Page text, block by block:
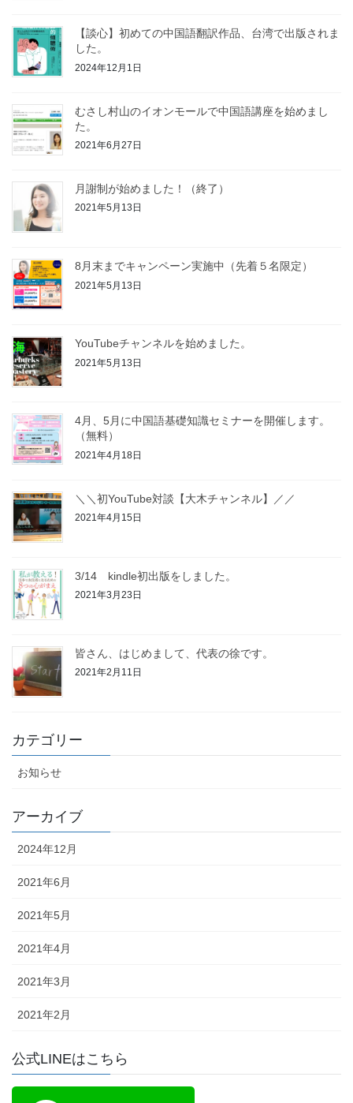
【談心】初めての中国語翻訳作品、台湾で出版されま
した。
2024年12月1日
むさし村山のイオンモールで中国語講座を始めまし
た。
2021年6月27日
月謝制が始めました！（終了）
2021年5月13日
8月末までキャンペーン実施中（先着５名限定）
2021年5月13日
YouTubeチャンネルを始めました。
2021年5月13日
4月、5月に中国語基礎知識セミナーを開催します。
（無料）
2021年4月18日
＼＼初YouTube対談【大木チャンネル】／／
2021年4月15日
3/14 kindle初出版をしました。
2021年3月23日
皆さん、はじめまして、代表の徐です。
2021年2月11日
カテゴリー
お知らせ
アーカイブ
2024年12月
2021年6月
2021年5月
2021年4月
2021年3月
2021年2月
公式LINEはこちら